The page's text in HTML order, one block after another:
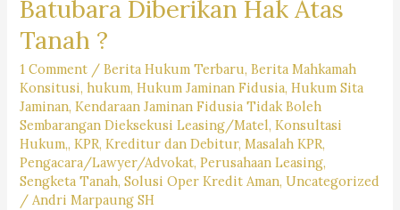
Batubara Diberikan Hak Atas
Tanah ?
1 Comment /Berita Hukum Terbaru,Berita Mahkamah
Konsitusi,hukum,Hukum Jaminan Fidusia,Hukum Sita
Jaminan,Kendaraan Jaminan Fidusia Tidak Boleh
Sembarangan Dieksekusi Leasing/Matel,Konsultasi
Hukum,,KPR,Kreditur dan Debitur,Masalah KPR,
Pengacara/Lawyer/Advokat,Perusahaan Leasing,
Sengketa Tanah,Solusi Oper Kredit Aman,Uncategorized
/Andri Marpaung SH